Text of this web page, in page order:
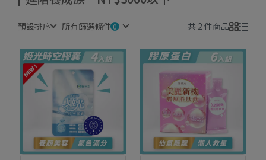
預設排序 所有篩選條件 共 2 件商品